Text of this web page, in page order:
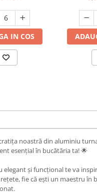
prajituri
de baie
IN COS
noastră din aluminiu
esențial în bucătăria ta! 🌟
elegant și funcțional te va
fie că ești un maestru în